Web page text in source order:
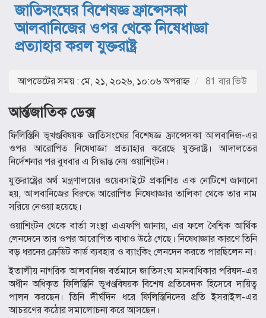
জাতিসংঘের বিশেষজ্ঞ ফ্রান্সেসকা
আলবানিজের ওপর থেকে নিষেধাজ্ঞা
প্রত্যাহার করল যুক্তরাষ্ট্র
আপডেটের সময় : মে, ২১, ২০২৬, ১০:০৬ অপরাহ্ণ 81 বার ভিউ
আর্ন্তজাতিক ডেক্স
ফিলিস্তিনি ভূখণ্ডবিষয়ক জাতিসংঘের বিশেষজ্ঞফ্রান্সেসকা আলবানিজ-এর
ওপর আরোপিত নিষেধাজ্ঞা প্রত্যাহার করেছেযুক্তরাষ্ট্র। আদালতের
নির্দেশনার পর বুধবার এ সিদ্ধান্ত নেয় ওয়াশিংটন।
যুক্তরাষ্ট্রের অর্থ মন্ত্রণালয়ের ওয়েবসাইটে প্রকাশিত এক নোটিশে জানানো
হয়, আলবানিজের বিরুদ্ধে আরোপিত নিষেধাজ্ঞার তালিকা থেকে তার নাম
সরিয়ে নেওয়া হয়েছে।
ওয়াশিংটন থেকে বার্তা সংস্থা এএফপি জানায়, এর ফলে বৈশ্বিক আর্থিক
লেনদেনে তার ওপর আরোপিত বাধাও উঠে গেছে। নিষেধাজ্ঞার কারণে তিনি
বড় ধরনের ক্রেডিট কার্ড ব্যবহার ও ব্যাংকিং লেনদেন করতে পারছিলেন না।
ইতালীয় নাগরিক আলবানিজ বর্তমানেজাতিসংঘ মানবাধিকার পরিষদ-এর
অধীন অধিকৃত ফিলিস্তিনি ভূখণ্ডবিষয়ক বিশেষ প্রতিবেদক হিসেবে দায়িত্ব
পালন করছেন। তিনি দীর্ঘদিন ধরে ফিলিস্তিনিদের প্রতিইসরাইল-এর
আচরণের কঠোর সমালোচনা করে আসছেন।